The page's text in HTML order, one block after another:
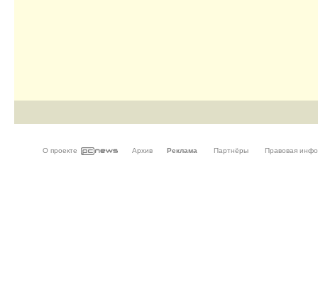
О проекте Архив Реклама Партнёры Правовая